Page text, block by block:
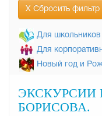
Х Сбросить фильтр
Для школьников
Для
Новый год и
ЭКСКУРСИИ
БОРИСОВА.